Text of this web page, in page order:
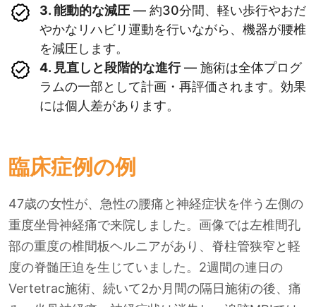
3. 能動的な減圧 — 約30分間、軽い歩行やおだ
やかなリハビリ運動を行いながら、機器が腰椎
を減圧します。
4. 見直しと段階的な進行— 施術は全体プログ
ラムの一部として計画・再評価されます。効果
には個人差があります。
臨床症例の例
47歳の女性が、急性の腰痛と神経症状を伴う左側の
重度坐骨神経痛で来院しました。画像では左椎間孔
部の重度の椎間板ヘルニアがあり、脊柱管狭窄と軽
度の脊髄圧迫を生じていました。2週間の連日の
Vertetrac施術、続いて2か月間の隔日施術の後、痛